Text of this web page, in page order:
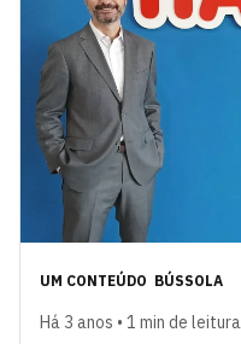
UM CONTEÚDO BÚSSOLA
Há 3 anos • 1 min de leitura